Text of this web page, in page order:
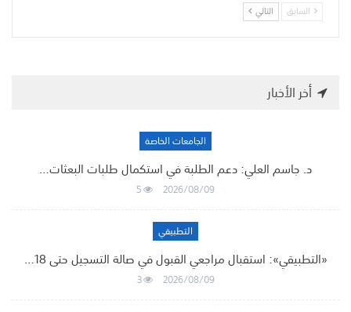
السابق التالي
أخر الأخبار
الجامعات الخاصة
د. جاسم العلي: دعم الطلبة في استكمال طلبات البعثات…
2026/08/09
5
التطبيقي
«التطبيقي»: استقبال مراجعي القبول في صالة التسجيل حتى 18…
2026/08/09
3